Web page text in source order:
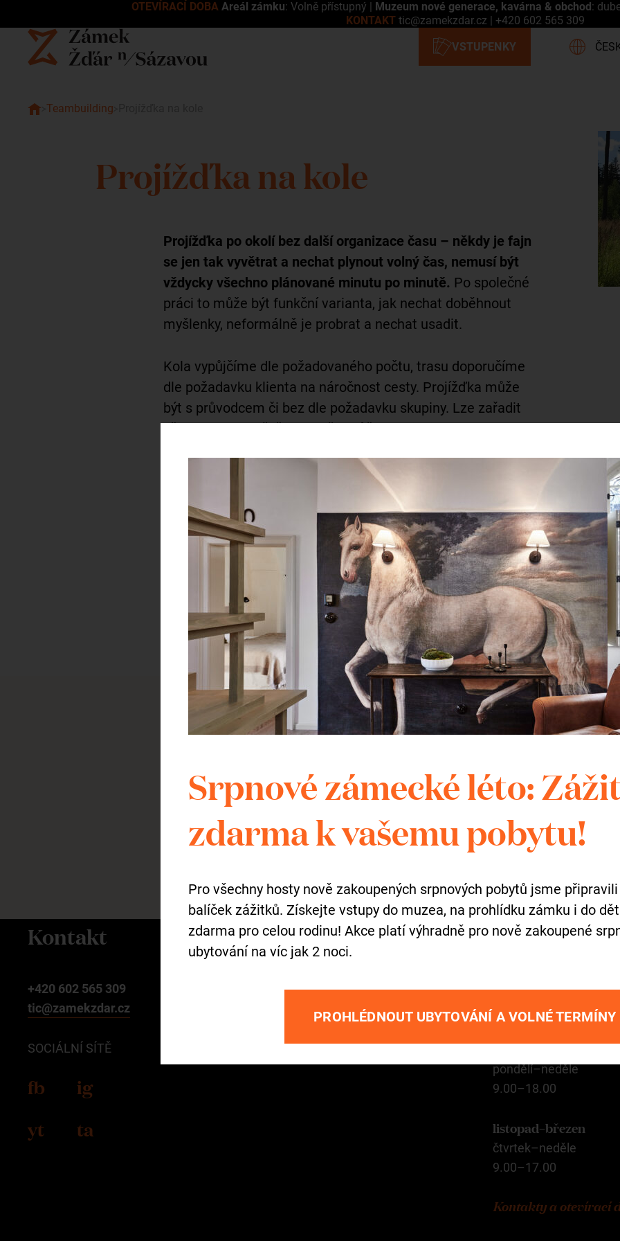
OTEVÍRACÍ DOBA Areál zámku: Volně přístupný | Muzeum nové generace, kavárna & obchod:
KONTAKT tic@zamekzdar.cz | +420 602 565 309
Teambuilding
Projížďka na kole
Projížďka po okolí bez další organizace času – někdy je fajn
se jen tak vyvětrat a nechat plynout volný čas, nemusí být
vždycky všechno plánované minutu po minutě. Po společné
práci to může být funkční varianta, jak nechat doběhnout
myšlenky, neformálně je probrat a nechat usadit.
Kola vypůjčíme dle požadovaného počtu, trasu doporučíme
dle požadavku klienta na náročnost cesty. Projížďka může
být s průvodcem či bez dle požadavku skupiny. Lze zařadit
před nebo po večeři, zakončit můžeme piknikem v
Doba trvání je odvislá od délky trasy, pohybuje se od dvou do
čtyř hodin jízdy + čas strávený mimo sedlo(třeba u piva).
Cena zapůjčení kol se pohybuje od 500 Kč do cca 3000 Kčv
závislosti na počtu účastníků, případné variantě elektrokol či
času výpůjčky.
Karolínu.
Kontakt
+420 602 565 309
tic@zamekzdar.cz
SOCIÁLNÍ SÍTĚ
fb
ig
yt
ta
Otevírací
areál zámku
celoročně volně
duben–říjen
pondělí–neděle
9.00–18.00
listopad–březen
čtvrtek–neděle
9.00–17.00
Kontakty a otevírací
Srpnové zámecké léto:
zdarma k vašemu pobytu!
Pro všechny hosty nově zakoupených srpnových pobytů jsme
balíček zážitků. Získejte vstupy do muzea, na prohlídku zámku i do
zdarma pro celou rodinu! Akce platí výhradně pro nově zakoupené
ubytování na víc jak 2 noci.
PROHLÉDNOUT UBYTOVÁNÍ A VOLNÉ TERMÍNY